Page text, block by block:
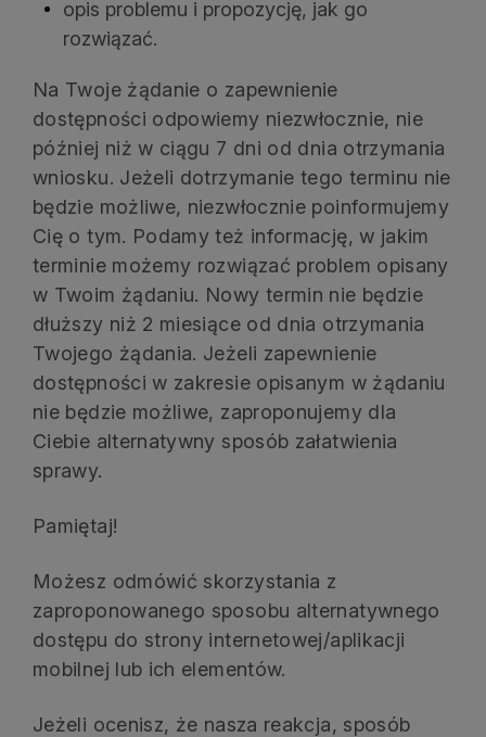
opis problemu i propozycję, jak go
rozwiązać.
Na Twoje żądanie o zapewnienie
dostępności odpowiemy niezwłocznie, nie
później niż w ciągu 7 dni od dnia otrzymania
wniosku. Jeżeli dotrzymanie tego terminu nie
będzie możliwe, niezwłocznie poinformujemy
Cię o tym. Podamy też informację, w jakim
terminie możemy rozwiązać problem opisany
w Twoim żądaniu. Nowy termin nie będzie
dłuższy niż 2 miesiące od dnia otrzymania
Twojego żądania. Jeżeli zapewnienie
dostępności w zakresie opisanym w żądaniu
nie będzie możliwe, zaproponujemy dla
Ciebie alternatywny sposób załatwienia
sprawy.
Pamiętaj!
Możesz odmówić skorzystania z
zaproponowanego sposobu alternatywnego
dostępu do strony internetowej/aplikacji
mobilnej lub ich elementów.
Jeżeli ocenisz, że nasza reakcja, sposób